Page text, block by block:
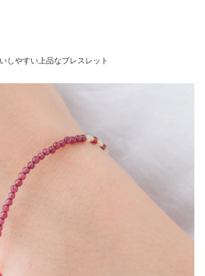
やすい上品なブレスレット